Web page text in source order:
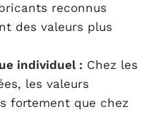
reconnus
des valeurs plus
individuel : Chez les
les valeurs
fortement que chez